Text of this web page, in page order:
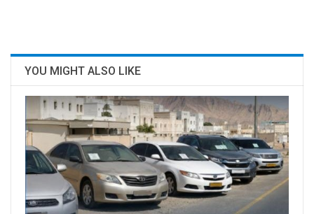
YOU MIGHT ALSO LIKE